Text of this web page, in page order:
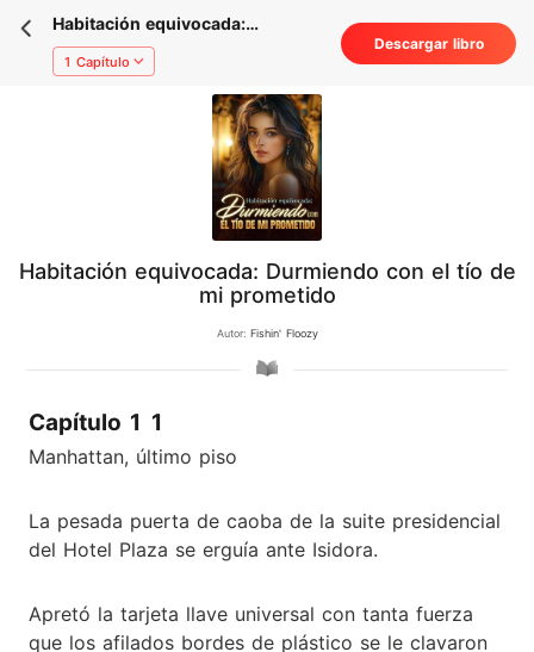
Habitación equivocada:
Durmiendo con el tío de mi
prometido
1 Capítulo
Descargar libro
Habitación equivocada: Durmiendo con el tío de
mi prometido
Autor: Fishin' Floozy
Capítulo 1 1
Manhattan, último piso
La pesada puerta de caoba de la suite presidencial
del Hotel Plaza se erguía ante Isidora.
Apretó la tarjeta llave universal con tanta fuerza
que los afilados bordes de plástico se le clavaron